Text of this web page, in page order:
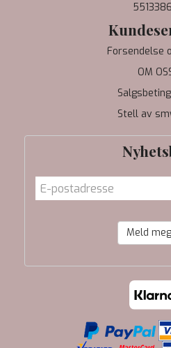
Forsendelse
OM
Stell av
Meld